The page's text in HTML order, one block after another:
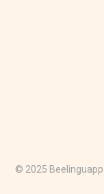
© 2025 Beelinguapp।